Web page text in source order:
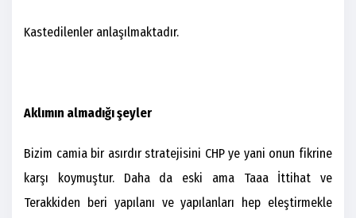
Kastedilenler anlaşılmaktadır.
Aklımın almadığı şeyler
Bizim camia bir asırdır stratejisini CHP ye yani onun fikrine
karşı koymuştur. Daha da eski ama Taaa İttihat ve
Terakkiden beri yapılanı ve yapılanları hep eleştirmekle